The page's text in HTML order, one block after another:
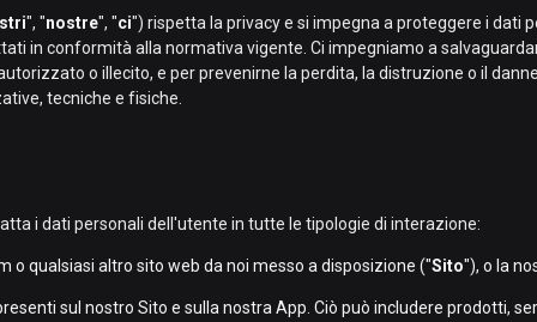
", "nostre", "ci") rispetta la privacy e si impegna a proteggere i dati
in conformità alla normativa vigente. Ci impegniamo a
o illecito, e per prevenirne la perdita, la distruzione o il
tecniche e fisiche.
i dati personali dell'utente in tutte le tipologie di interazione:
o qualsiasi altro sito web da noi messo a disposizione ("Sito"), o la
sul nostro Sito e sulla nostra App. Ciò può includere prodotti,